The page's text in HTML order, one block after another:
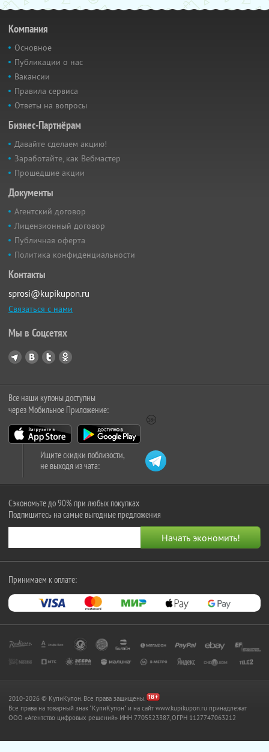
Компания
Основное
Публикации о нас
Вакансии
Правила сервиса
Ответы на вопросы
Бизнес-Партнёрам
Давайте сделаем акцию!
Заработайте, как Вебмастер
Прошедшие акции
Документы
Агентский договор
Лицензионный договор
Публичная оферта
Политика конфиденциальности
Контакты
sprosi@kupikupon.ru
Связаться с нами
Мы в Соцсетях
Все наши купоны доступны
через Мобильное Приложение:
Ищите скидки поблизости,
не выходя из чата:
Сэкономьте до 90% при любых покупках
Подпишитесь на самые выгодные предложения
Принимаем к оплате:
2010-2026 © КупиКупон. Все права защищены.
Все права на товарный знак "КупиКупон" и на сайт www.kupikupon.ru принадлежат
OOO «Агентство цифровых решений» ИНН 7705523387, ОГРН 1127747063212